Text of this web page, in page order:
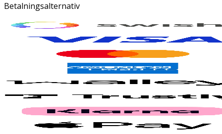
Betalningsalternativ